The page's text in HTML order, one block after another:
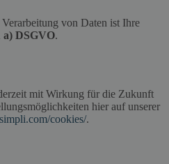
von Daten ist Ihre
a) DSGVO.
mit Wirkung für die Zukunft
hier auf unserer
cookies/.